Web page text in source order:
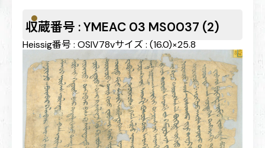
収蔵番号 : YMEAC 03 MS0037 (2)
Heissig番号 : OSIV78vサイズ : (16.0)×25.8